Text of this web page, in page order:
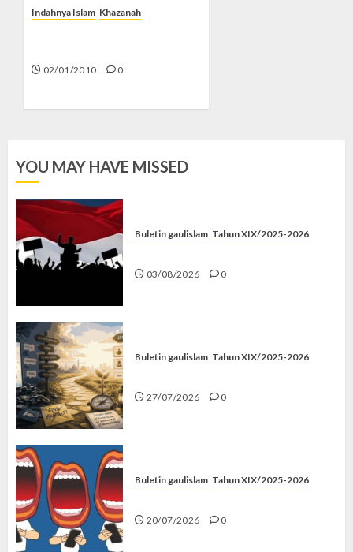
Indahnya Islam Khazanah
02/01/2010 0
YOU MAY HAVE MISSED
Buletin gaulislam Tahun XIX/2025-2026
03/08/2026 0
Buletin gaulislam Tahun XIX/2025-2026
27/07/2026 0
Buletin gaulislam Tahun XIX/2025-2026
20/07/2026 0